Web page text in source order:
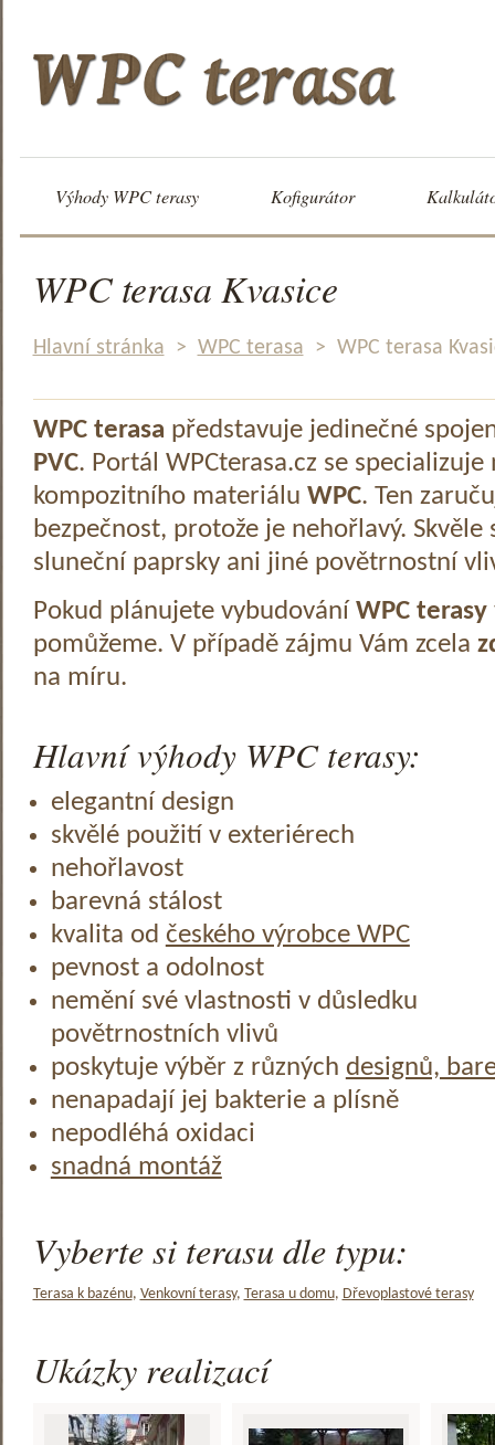
Výhody WPC terasy Kofigurátor
WPC terasa Kvasice
Hlavní stránka > WPC terasa > WPC terasa
WPC terasa představuje jedinečné
PVC. Portál WPCterasa.cz se specializuje
kompozitního materiálu WPC. Ten
bezpečnost, protože je nehořlavý.
sluneční paprsky ani jiné povětrnostní
Pokud plánujete vybudování WPC terasy
pomůžeme. V případě zájmu Vám zcela
na míru.
Hlavní výhody WPC terasy:
elegantní design
skvělé použití v exteriérech
nehořlavost
barevná stálost
kvalita od českého výrobce WPC
pevnost a odolnost
nemění své vlastnosti v důsledku
povětrnostních vlivů
poskytuje výběr z různých designů,
nenapadají jej bakterie a plísně
nepodléhá oxidaci
snadná montáž
Vyberte si terasu dle typu:
Terasa k bazénu, Venkovní terasy, Terasa u domu, Dřevoplastové terasy
Ukázky realizací